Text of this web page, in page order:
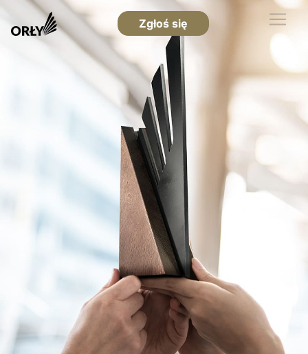
Zgłoś się